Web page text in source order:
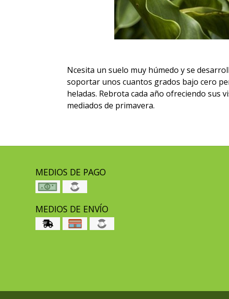
Ncesita un suelo muy húmedo y se
soportar unos cuantos grados bajo cero
heladas. Rebrota cada año ofreciendo sus
mediados de primavera.
MEDIOS DE PAGO
MEDIOS DE ENVÍO